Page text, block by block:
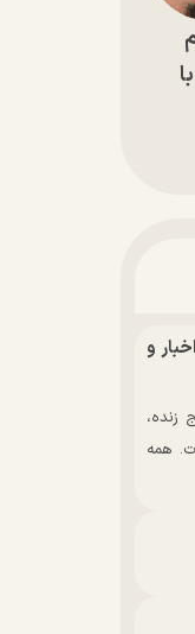
اخبار و
نتایج زنده،
همه